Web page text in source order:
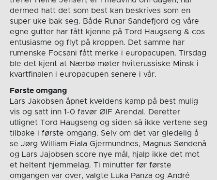
dermed hatt det som best kan beskrives som en
super uke bak seg. Både Runar Sandefjord og våre
egne gutter har fått kjenne på Tord Haugseng & cos
entusiasme og flyt på kroppen. Det samme har
rumenske Focsani fått merke i europacupen. Tirsdag
ble det kjent at Nærbø møter hviterussiske Minsk i
kvartfinalen i europacupen senere i vår.
Første omgang
Lars Jakobsen åpnet kveldens kamp på best mulig
vis og satt inn 1-0 favør ØIF Arendal. Deretter
utlignet Tord Haugseng og siden så ikke vertene seg
tilbake i første omgang. Selv om det var gledelig å
se Jørg William Fiala Gjermundnes, Magnus Søndenå
og Lars Jajobsen score nye mål, hjalp ikke det mot
et heltent hjemmelag. Ti minutter før første
omgangen var over, valgte Luka Panza og André